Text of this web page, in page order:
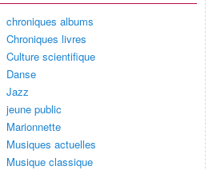
chroniques albums
Chroniques livres
Culture scientifique
Danse
Jazz
jeune public
Marionnette
Musiques actuelles
Musique classique